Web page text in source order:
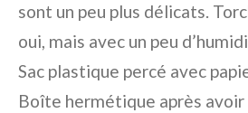
sont un peu plus délicats.
oui, mais avec un peu
Sac plastique percé avec
Boîte hermétique après